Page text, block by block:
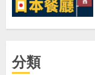
分類